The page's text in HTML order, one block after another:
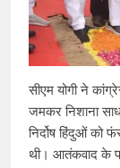
सीएम योगी ने
जमकर निशाना
निर्दोष हिंदुओं को
थी। आतंकवाद के